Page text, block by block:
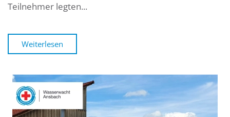
Teilnehmer legten...
Weiterlesen